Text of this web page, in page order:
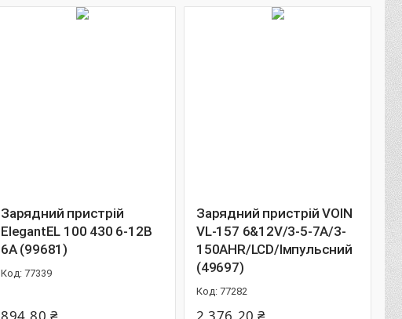
Зарядний пристрій
ElegantEL 100 430 6-12В
6А (99681)
77339
894,80 ₴
Зарядний пристрій VOIN
VL-157 6&12V/3-5-7A/3-
150AHR/LCD/Iмпульсний
(49697)
77282
2 376,20 ₴